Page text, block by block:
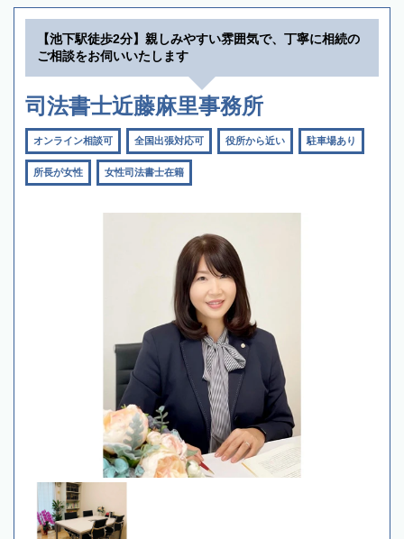
【池下駅徒歩2分】親しみやすい雰囲気で、丁寧に相続の
ご相談をお伺いいたします
司法書士近藤麻里事務所
オンライン相談可 全国出張対応可 役所から近い 駐車場あり
所長が女性 女性司法書士在籍